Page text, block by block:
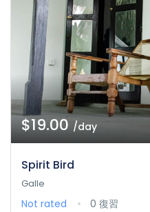
$19.00/day
Spirit Bird
Galle
Not rated 0 復習